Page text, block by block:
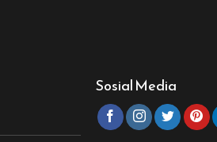
Sosial Media